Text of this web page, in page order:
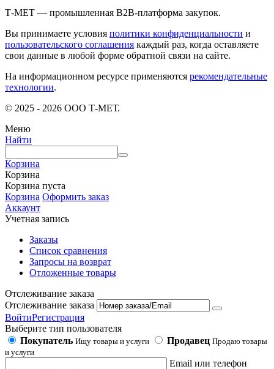
Т-МЕТ — промышленная B2B-платформа закупок.
Вы принимаете условия политики конфиденциальности и
пользовательского соглашения каждый раз, когда оставляете
свои данные в любой форме обратной связи на сайте.
На информационном ресурсе применяются рекомендательные
технологии.
© 2025 - 2026 ООО Т-МЕТ.
Меню
Найти
Корзина
Корзина
Корзина пуста
Корзина Оформить заказ
Аккаунт
Учетная запись
Заказы
Список сравнения
Запросы на возврат
Отложенные товары
Отслеживание заказа
Отслеживание заказа
ВойтиРегистрация
Выберите тип пользователя
Покупатель Ищу товары и услуги Продавец Продаю товары
и услуги
Email или телефон